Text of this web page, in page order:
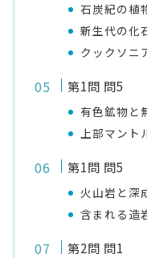
石炭紀の植
新生代の化
クックソニ
第1問 問5
有色鉱物と
上部マント
第1問 問5
火山岩と深
含まれる造
第2問 問1